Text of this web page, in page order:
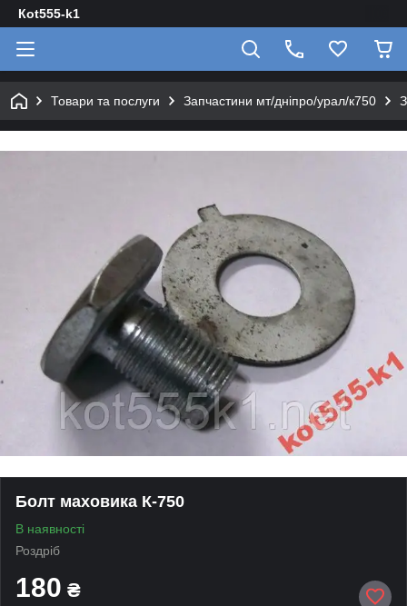
Кot555-k1
Товари та послуги Запчастини мт/дніпро/урал/к750
Болт маховика К-750
В наявності
Роздріб
180 ₴